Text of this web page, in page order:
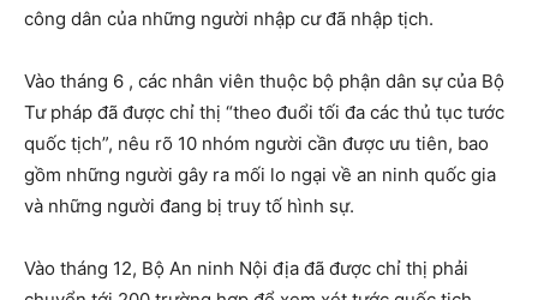
công dân của những người nhập cư đã nhập tịch.
Vào tháng 6 , các nhân viên thuộc bộ phận dân sự của Bộ
Tư pháp đã được chỉ thị “theo đuổi tối đa các thủ tục tước
quốc tịch”, nêu rõ 10 nhóm người cần được ưu tiên, bao
gồm những người gây ra mối lo ngại về an ninh quốc gia
và những người đang bị truy tố hình sự.
Vào tháng 12, Bộ An ninh Nội địa đã được chỉ thị phải